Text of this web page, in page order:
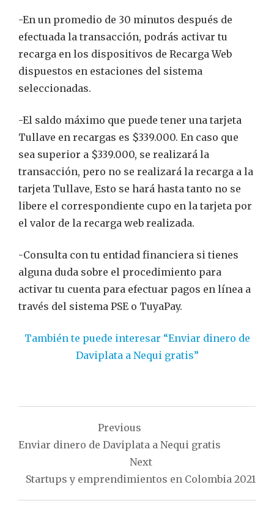
-En un promedio de 30 minutos después de
efectuada la transacción, podrás activar tu
recarga en los dispositivos de Recarga Web
dispuestos en estaciones del sistema
seleccionadas.
-El saldo máximo que puede tener una tarjeta
Tullave en recargas es $339.000. En caso que
sea superior a $339.000, se realizará la
transacción, pero no se realizará la recarga a la
tarjeta Tullave, Esto se hará hasta tanto no se
libere el correspondiente cupo en la tarjeta por
el valor de la recarga web realizada.
-Consulta con tu entidad financiera si tienes
alguna duda sobre el procedimiento para
activar tu cuenta para efectuar pagos en línea a
través del sistema PSE o TuyaPay.
También te puede interesar “Enviar dinero de
Daviplata a Nequi gratis”
Navegación
de
Previous
Enviar dinero de Daviplata a Nequi gratis
Next
Startups y emprendimientos en Colombia 2021